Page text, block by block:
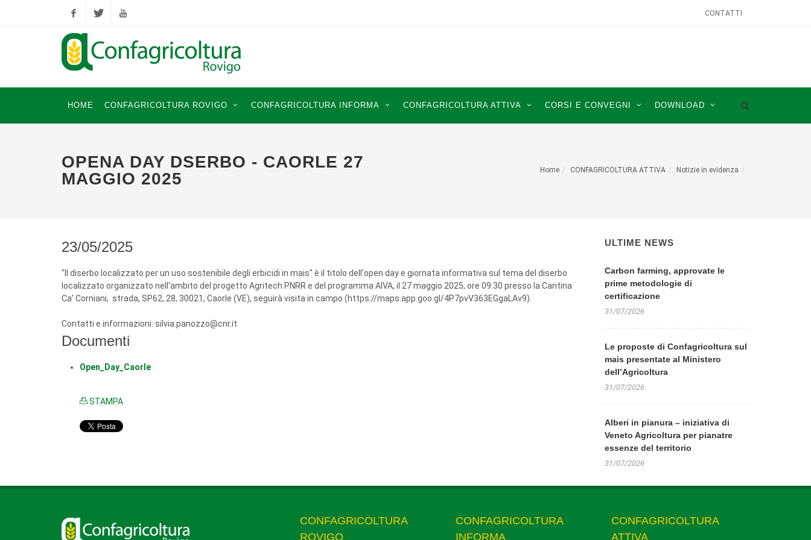
FacebookTwitter YouTube
CONTATTI
HOME CONFAGRICOLTURA ROVIGO CONFAGRICOLTURA INFORMA CONFAGRICOLTURA ATTIVA CORSI E CONVEGNI DOWNLOAD
OPENA DAY DSERBO - CAORLE 27
MAGGIO 2025
Home CONFAGRICOLTURA ATTIVA Notizie in evidenza
23/05/2025
"Il diserbo localizzato per un uso sostenibile degli erbicidi in mais" è il titolo dell'open day e giornata informativa sul tema del diserbo
localizzato organizzato nell'ambito del progetto Agritech PNRR e del programma AIVA, il 27 maggio 2025, ore 09:30 presso la Cantina
Ca’ Corniani, strada, SP62, 28, 30021, Caorle (VE), seguirà visita in campo (https://maps.app.goo.gl/4P7pvV363EGgaLAv9).
Contatti e informazioni: silvia.panozzo@cnr.it
Documenti
Open_Day_Caorle
STAMPA
ULTIME NEWS
Carbon farming, approvate le
prime metodologie di
certificazione
31/07/2026
Le proposte di Confagricoltura sul
mais presentate al Ministero
dell’Agricoltura
31/07/2026
Alberi in pianura – iniziativa di
Veneto Agricoltura per pianatre
essenze del territorio
31/07/2026
CONFAGRICOLTURA
ROVIGO
CONFAGRICOLTURA
INFORMA
CONFAGRICOLTURA
ATTIVA